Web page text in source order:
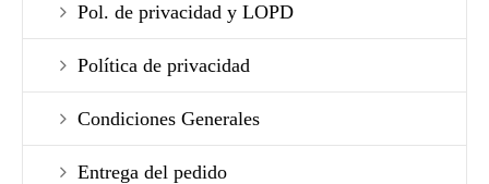
Pol. de privacidad y LOPD
Política de privacidad
Condiciones Generales
Entrega del pedido